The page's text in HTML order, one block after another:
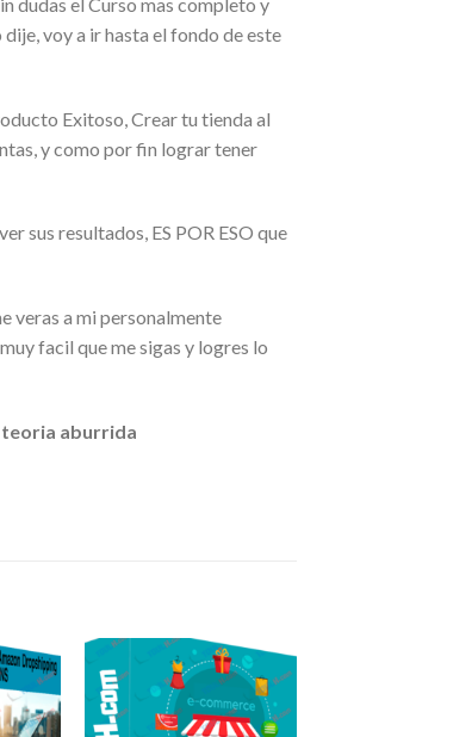
voy a ir hasta el fondo de este
Exitoso, Crear tu tienda al
y como por fin lograr tener
sus resultados, ES POR ESO que
veras a mi personalmente
facil que me sigas y logres lo
teoria aburrida